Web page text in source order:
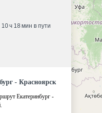
10 ч 18 мин в пути
- Красноярск
Екатеринбург -